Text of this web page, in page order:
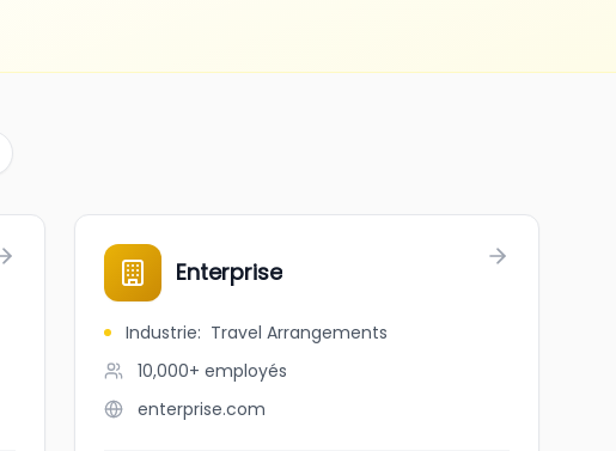
Enterprise
Industrie: Travel Arrangements
10,000+ employés
enterprise.com